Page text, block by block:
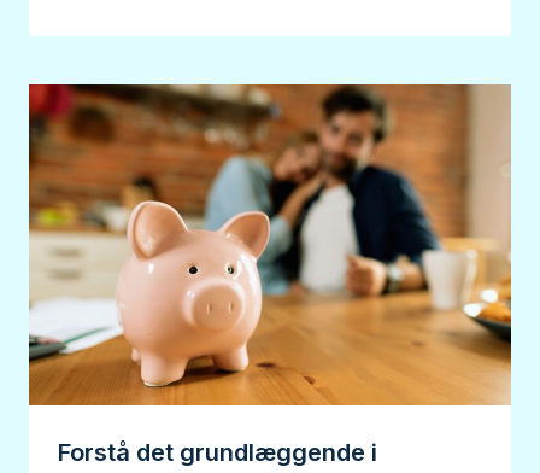
Forstå det grundlæggende i